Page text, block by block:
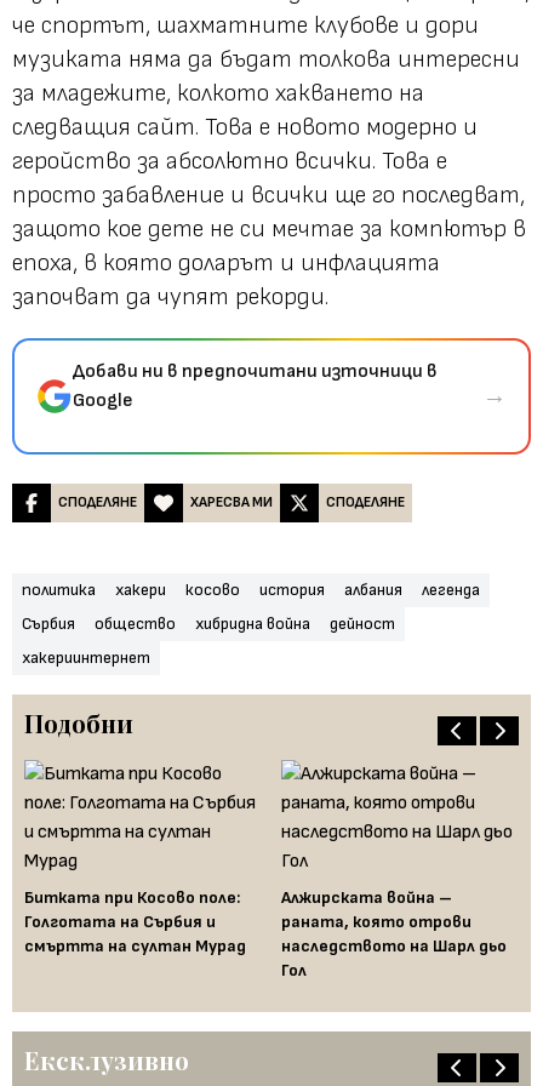
че спортът, шахматните клубове и дори
музиката няма да бъдат толкова интересни
за младежите, колкото хакването на
следващия сайт. Това е новото модерно и
геройство за абсолютно всички. Това е
просто забавление и всички ще го последват,
защото кое дете не си мечтае за компютър в
епоха, в която доларът и инфлацията
започват да чупят рекорди.
Добави ни в предпочитани източници в
Google
→
СПОДЕЛЯНЕ ХАРЕСВА МИ СПОДЕЛЯНЕ
политика хакери косово история албания
легенда
Сърбия
общество хибридна война
дейност
хакериинтернет
Подобни
Битката при Косово поле:
Голготата на Сърбия и
смъртта на султан Мурад
Алжирската война –
раната, която отрови
наследството на Шарл дьо
Гол
Ексклузивно